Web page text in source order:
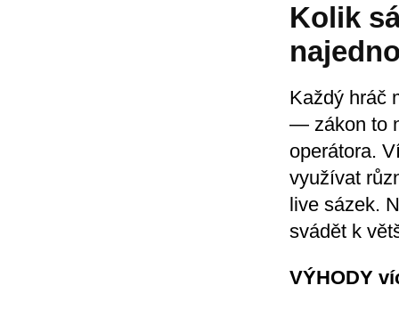
Kolik
Každý hráč
— zákon to
operátora.
využívat
live sázek.
svádět k
VÝHODY